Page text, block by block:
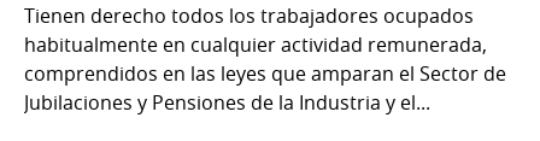
Tienen derecho todos los trabajadores ocupados
habitualmente en cualquier actividad remunerada,
comprendidos en las leyes que amparan el Sector de
Jubilaciones y Pensiones de la Industria y el...